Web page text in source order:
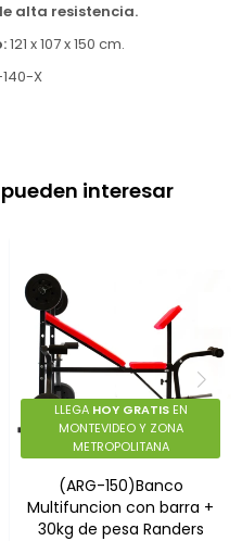
alta resistencia.
121 x 107 x 150 cm.
X
interesar
LLEGA HOY GRATISEN
MONTEVIDEO Y ZONA
METROPOLITANA
(ARG-150)Banco
Multifuncion con barra +
30kg de pesa Randers